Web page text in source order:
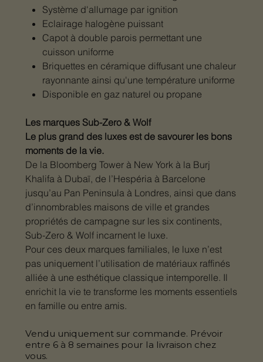
Système d'allumage par ignition
Eclairage halogène puissant
Capot à double parois permettant une
cuisson uniforme
Briquettes en céramique diffusant une chaleur
rayonnante ainsi qu'une température uniforme
Disponible en gaz naturel ou propane
Les marques Sub-Zero & Wolf
Le plus grand des luxes est de savourer les bons
moments de la vie.
De la Bloomberg Tower à New York à la Burj
Khalifa à Dubaï, de l’Hespéria à Barcelone
jusqu’au Pan Peninsula à Londres, ainsi que dans
d’innombrables maisons de ville et grandes
propriétés de campagne sur les six continents,
Sub-Zero & Wolf incarnent le luxe.
Pour ces deux marques familiales, le luxe n’est
pas uniquement l’utilisation de matériaux raffinés
alliée à une esthétique classique intemporelle. Il
enrichit la vie te transforme les moments essentiels
en famille ou entre amis.
Vendu uniquement sur commande. Prévoir
entre 6 à 8 semaines pour la livraison chez
vous.